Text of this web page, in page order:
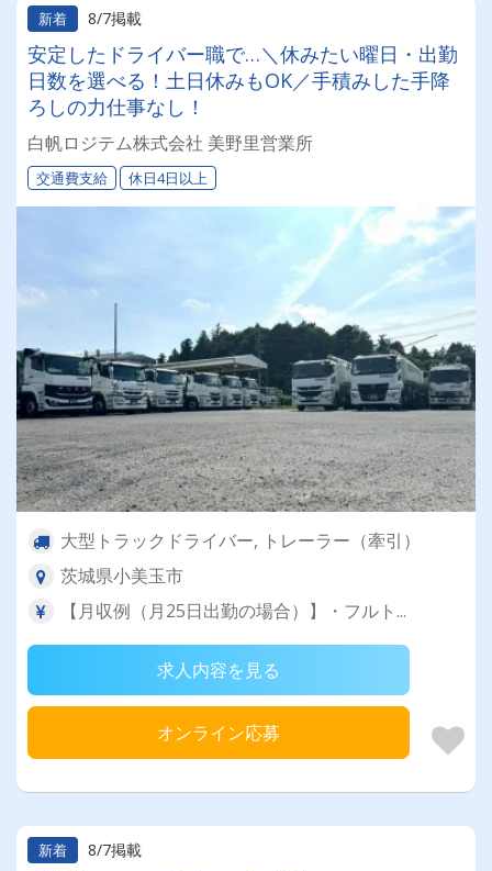
新着 8/7掲載
安定したドライバー職で…＼休みたい曜日・出勤
日数を選べる！土日休みもOK／手積みした手降
ろしの力仕事なし！
白帆ロジテム株式会社 美野里営業所
交通費支給 休日4日以上
大型トラックドライバー, トレーラー（牽引）
茨城県小美玉市
【月収例（月25日出勤の場合）】・フルト...
求人内容を見る
オンライン応募
新着 8/7掲載